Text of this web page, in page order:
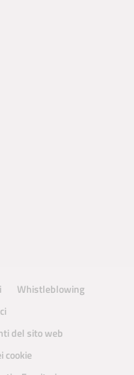
Whistleblowing
del sito web
cookie